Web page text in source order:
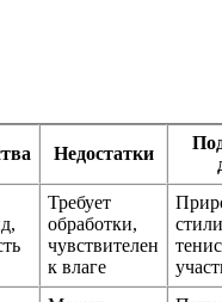
Недостатки
Требует
обработки,
чувствителен
к влаге